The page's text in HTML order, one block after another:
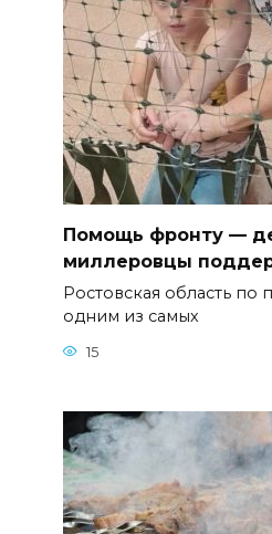
Помощь фронту —
миллеровцы
Ростовская область по
одним из самых
15